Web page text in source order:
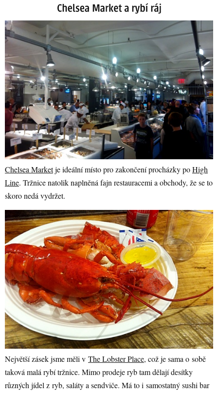
Chelsea Marketje ideální místo pro zakončení procházky poHigh
Line. Tržnice natolik naplněná fajn restauracemi a obchody, že se to
skoro nedá vydržet.
Největší zásek jsme měli v The Lobster Place, což je sama o sobě
taková malá rybí tržnice. Mimo prodeje ryb tam dělají desítky
různých jídel z ryb, saláty a sendviče. Má to i samostatný sushi bar